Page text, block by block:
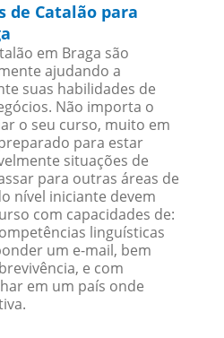
de Catalão para
em Braga são
ajudando a
suas habilidades de
Não importa o
o seu curso, muito em
para estar
situações de
para outras áreas de
nível iniciante devem
com capacidades de:
linguísticas
um e-mail, bem
e com
em um país onde